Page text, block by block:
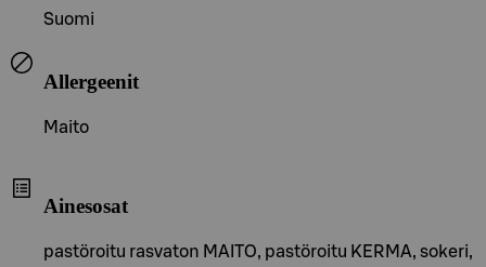
Suomi
Allergeenit
Maito
Ainesosat
pastöroitu rasvaton MAITO, pastöroitu KERMA, sokeri,